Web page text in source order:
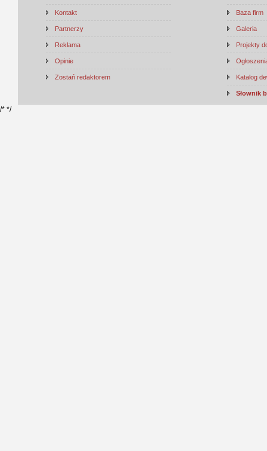
Kontakt
Partnerzy
Reklama
Opinie
Zostań redaktorem
Baza firm
Galeria
Projekty
Katalog
Słownik
/* */